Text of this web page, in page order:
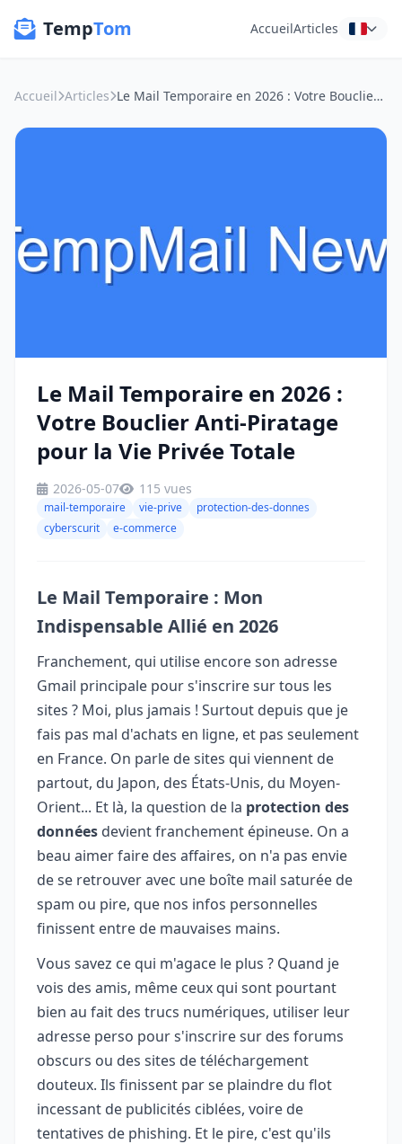
TempTom AccueilArticles
Accueil Articles Le Mail Temporaire en 2026 : Votre Bouclier Anti-Piratage pour la Vie Privée Totale
Le Mail Temporaire en 2026 :
Votre Bouclier Anti-Piratage
pour la Vie Privée Totale
2026-05-07 115 vues
mail-temporaire vie-prive
protection-des-donnes
cyberscurit
e-commerce
Le Mail Temporaire : Mon
Indispensable Allié en 2026
Franchement, qui utilise encore son adresse
Gmail principale pour s'inscrire sur tous les
sites ? Moi, plus jamais ! Surtout depuis que je
fais pas mal d'achats en ligne, et pas seulement
en France. On parle de sites qui viennent de
partout, du Japon, des États-Unis, du Moyen-
Orient... Et là, la question de la protection des
données devient franchement épineuse. On a
beau aimer faire des affaires, on n'a pas envie
de se retrouver avec une boîte mail saturée de
spam ou pire, que nos infos personnelles
finissent entre de mauvaises mains.
Vous savez ce qui m'agace le plus ? Quand je
vois des amis, même ceux qui sont pourtant
bien au fait des trucs numériques, utiliser leur
adresse perso pour s'inscrire sur des forums
obscurs ou des sites de téléchargement
douteux. Ils finissent par se plaindre du flot
incessant de publicités ciblées, voire de
tentatives de phishing. Et le pire, c'est qu'ils